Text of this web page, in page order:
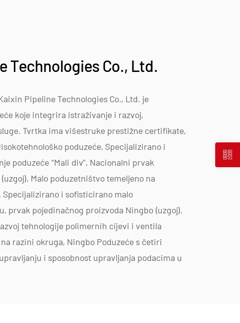
Technologies Co., Ltd.
Pipeline Technologies Co., Ltd. je
koje integrira istraživanje i razvoj,
Tvrtka ima višestruke prestižne certifikate,
poduzeće, Specijalizirano i
poduzeće “Mali div”, Nacionalni prvak
Malo poduzetništvo temeljeno na
i sofisticirano malo
prvak pojedinačnog proizvoda Ningbo (uzgoj),
tehnologije polimernih cijevi i ventila
razini okruga, Ningbo Poduzeće s četiri
i sposobnost upravljanja podacima u